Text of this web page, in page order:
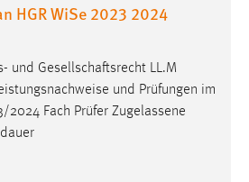
HGR WiSe 2023 2024
und Gesellschaftsrecht LL.M
und Prüfungen im
2024 Fach Prüfer Zugelassene